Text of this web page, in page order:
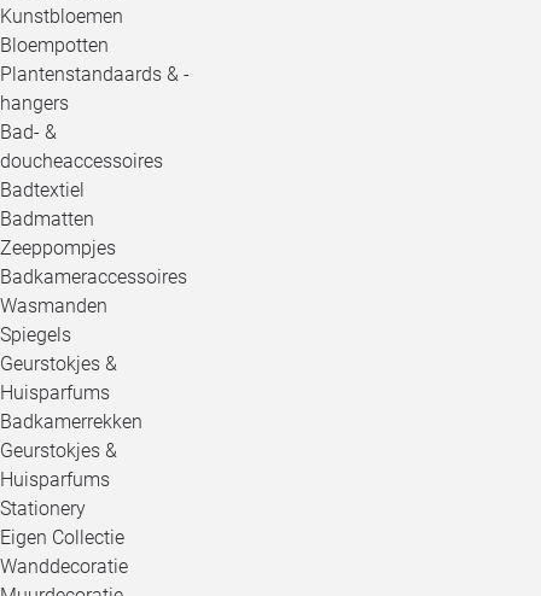
Kunstbloemen
Bloempotten
Plantenstandaards & -
hangers
Bad- &
doucheaccessoires
Badtextiel
Badmatten
Zeeppompjes
Badkameraccessoires
Wasmanden
Spiegels
Geurstokjes &
Huisparfums
Badkamerrekken
Geurstokjes &
Huisparfums
Stationery
Eigen Collectie
Wanddecoratie